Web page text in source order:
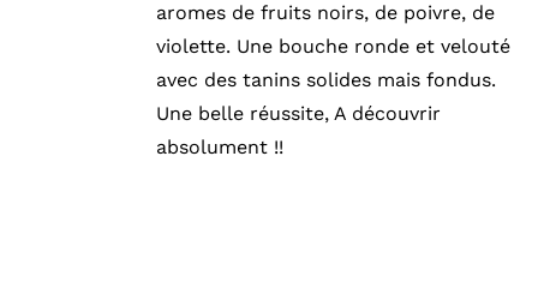
aromes de fruits noirs, de poivre, de
violette. Une bouche ronde et velouté
avec des tanins solides mais fondus.
Une belle réussite, A découvrir
absolument !!